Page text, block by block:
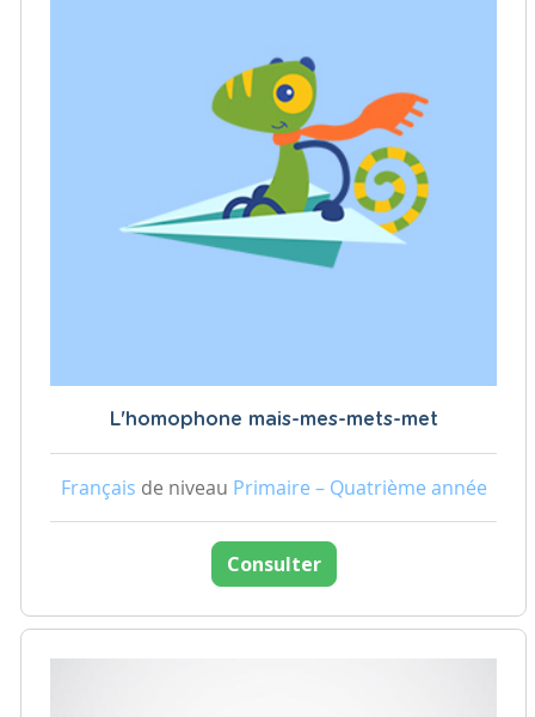
L'homophone mais-mes-mets-met
Français de niveau Primaire – Quatrième année
Consulter